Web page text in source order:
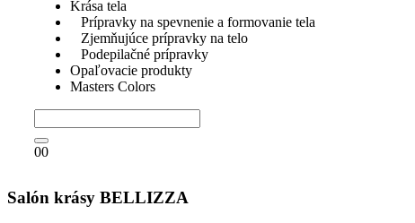
Krása tela
Prípravky na spevnenie a formovanie tela
Zjemňujúce prípravky na telo
Podepilačné prípravky
Opaľovacie produkty
Masters Colors
00
Salón krásy BELLIZZA